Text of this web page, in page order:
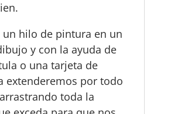
un hilo de pintura en un
y con la ayuda de
o una tarjeta de
extenderemos por todo
toda la